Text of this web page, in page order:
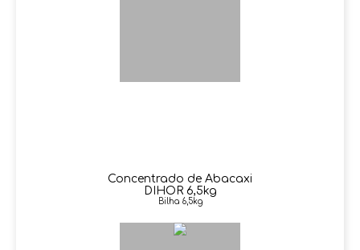
Concentrado de Abacaxi
DIHOR 6,5kg
Bilha 6,5kg